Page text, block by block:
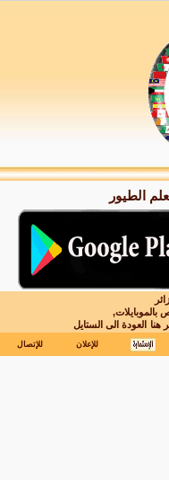
الطيور
هنا العودة الى الستايل
للإعلان للإتصال